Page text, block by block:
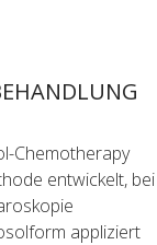
Chemotherapy
entwickelt, bei
appliziert